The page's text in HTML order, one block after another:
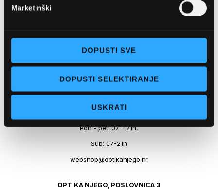
Marketinški
DOPUSTI SVE
DOPUSTI SELEKTIRANJE
USKRATI
Obala kralja Tomislava 14, 21300 Makarska
+385-(0)21-612-709
Pon - pet: 07 - 21h,
Sub: 07-21h
webshop@optikanjego.hr
OPTIKA NJEGO, POSLOVNICA 3